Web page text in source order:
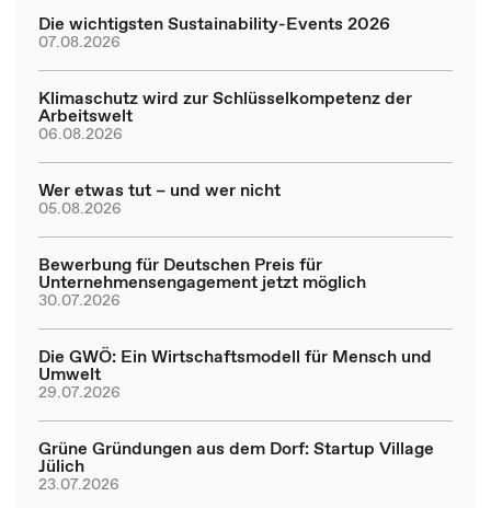
Die wichtigsten Sustainability-Events 2026
07.08.2026
Klimaschutz wird zur Schlüsselkompetenz der
Arbeitswelt
06.08.2026
Wer etwas tut – und wer nicht
05.08.2026
Bewerbung für Deutschen Preis für
Unternehmensengagement jetzt möglich
30.07.2026
Die GWÖ: Ein Wirtschaftsmodell für Mensch und
Umwelt
29.07.2026
Grüne Gründungen aus dem Dorf: Startup Village
Jülich
23.07.2026